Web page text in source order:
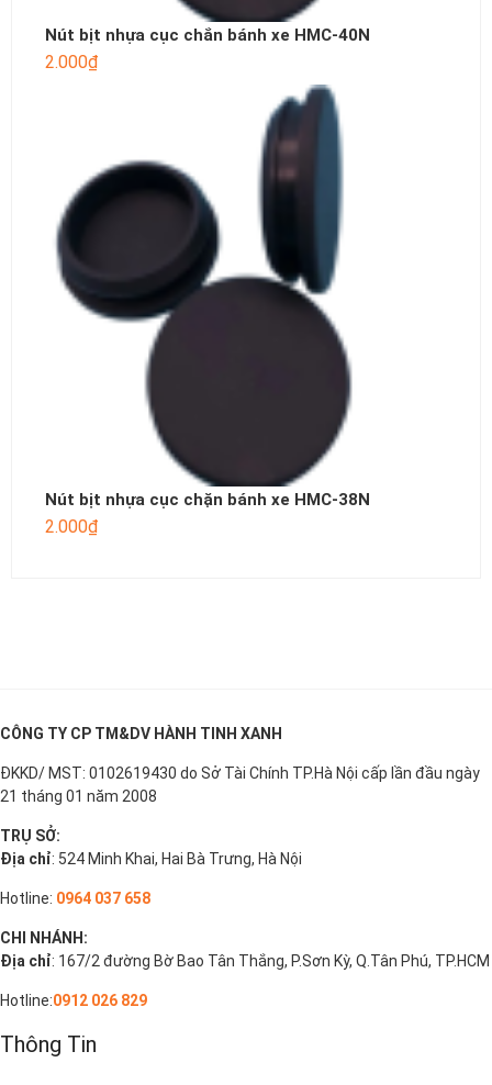
Nút bịt nhựa cục chắn bánh xe HMC-40N
2.000₫
Nút bịt nhựa cục chặn bánh xe HMC-38N
2.000₫
CÔNG TY CP TM&DV HÀNH TINH XANH
ĐKKD/ MST: 0102619430 do Sở Tài Chính TP.Hà Nội cấp lần đầu ngày
21 tháng 01 năm 2008
TRỤ SỞ:
Địa chỉ: 524 Minh Khai, Hai Bà Trưng, Hà Nội
Hotline: 0964 037 658
CHI NHÁNH:
Địa chỉ: 167/2 đường Bờ Bao Tân Thắng, P.Sơn Kỳ, Q.Tân Phú, TP.HCM
Hotline:0912 026 829
Thông Tin